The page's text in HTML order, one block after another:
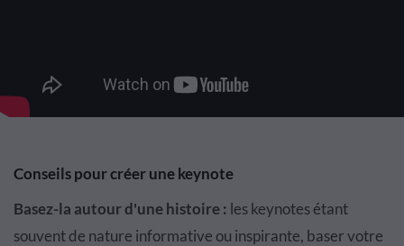
Conseils pour créer une keynote
Basez-la autour d'une histoire : les keynotes étant
souvent de nature informative ou inspirante, baser votre